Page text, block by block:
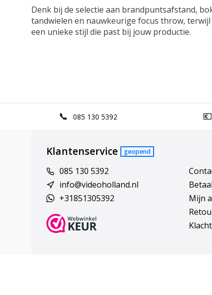
Denk bij de selectie aan brandpuntsafstand,
tandwielen en nauwkeurige focus throw,
een unieke stijl die past bij jouw productie.
085 130 5392
Klantenservice geopend
085 130 5392
info@videoholland.nl
+31851305392
Mijn